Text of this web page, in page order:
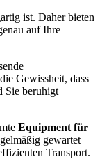
ist. Daher bieten
auf Ihre
Gewissheit, dass
Sie beruhigt
Equipment für
gewartet
Transport.